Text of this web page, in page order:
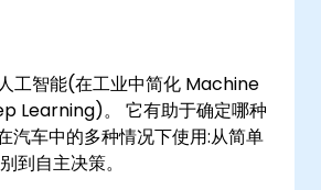
工智能(在工业中简化 Machine
Learning)。 它有助于确定哪种
汽车中的多种情况下使用:从简单
到自主决策。